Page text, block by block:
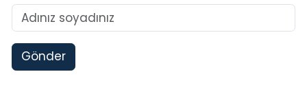
Gönder